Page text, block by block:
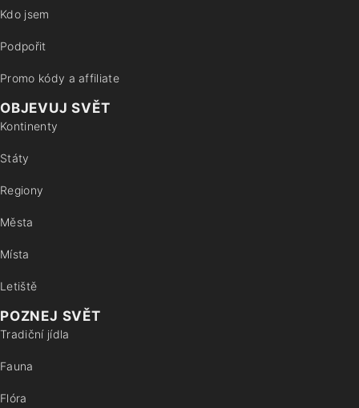
Kdo jsem
Podpořit
Promo kódy a affiliate
OBJEVUJ SVĚT
Kontinenty
Státy
Regiony
Města
Místa
Letiště
POZNEJ SVĚT
Tradiční jídla
Fauna
Flóra